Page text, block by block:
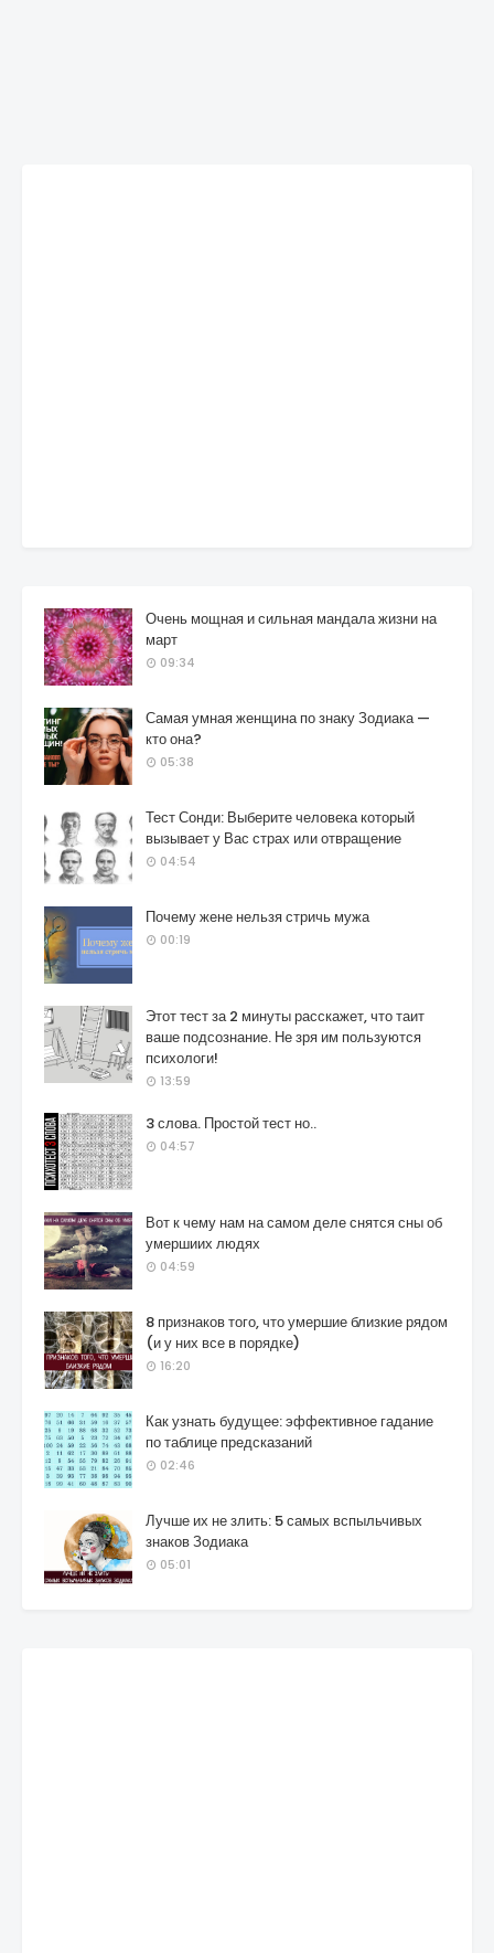
Очень мощная и сильная мандала жизни на
март
09:34
Самая умная женщина по знаку Зодиака —
кто она?
05:38
Тест Сонди: Выберите человека который
вызывает у Вас страх или отвращение
04:54
Почему жене нельзя стричь мужа
00:19
Этот тест за 2 минуты расскажет, что таит
ваше подсознание. Не зря им пользуются
психологи!
13:59
3 слова. Простой тест но..
04:57
Вот к чему нам на самом деле снятся сны об
умершиих людях
04:59
8 признаков того, что умершие близкие рядом
(и у них все в порядке)
16:20
Как узнать будущее: эффективное гадание
по таблице предсказаний
02:46
Лучше их не злить: 5 самых вспыльчивых
знаков Зодиака
05:01